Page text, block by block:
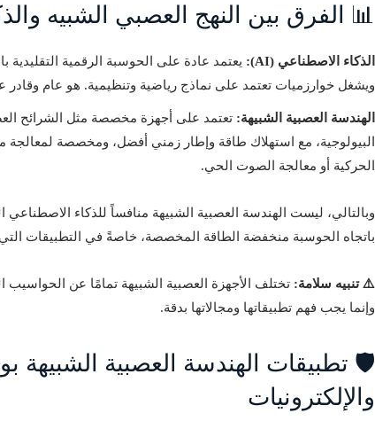
📊 الفرق بين النهج العصبي الشبيه
الذكاء الاصطناعي (AI):
ويشغل خوارزميات تعتمد على نماذج رياضية وتنظيمية. هو عام وقادر
الهندسة العصبية الشبيهة: تعتمد على أجهزة مخصصة مثل الشرائح
البيولوجية، مع استهلاك طاقة وإطار زمني أفضل، ومخصصة لمعالجة
الحركية أو معالجة الصوت الحي.
وبالتالي، ليست الهندسة العصبية الشبيهة منافساً للذكاء
باتجاه الحوسبة منخفضة الطاقة المخصصة، خاصةً في التطبيقات
⚠️ تنبيه سلامة: تختلف الأجهزة العصبية الشبيهة تمامًا عن الحواسيب
وإنما يجب فهم تطبيقاتها ومجالاتها بدقة.
🛡️ تطبيقات الهندسة العصبية الشبيهة
والإلكترونيات